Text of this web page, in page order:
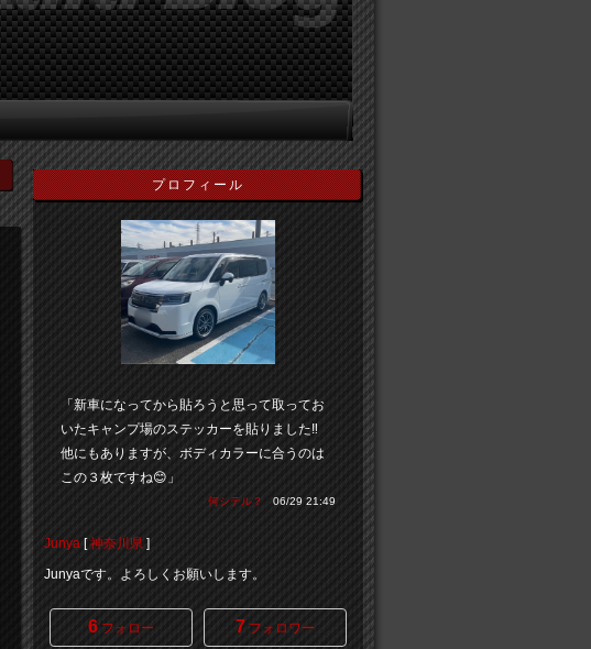
プロフィール
「新車になってから貼ろうと思って取ってお
いたキャンプ場のステッカーを貼りました‼️
他にもありますが、ボディカラーに合うのは
この３枚ですね😊」
何シテル？ 06/29 21:49
Junya [神奈川県 ]
Junyaです。よろしくお願いします。
6 フォロー 7 フォロワー